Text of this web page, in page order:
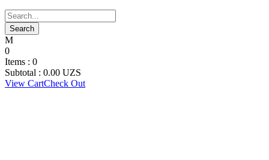
0
Items : 0
Subtotal : 0.00 UZS
View CartCheck Out